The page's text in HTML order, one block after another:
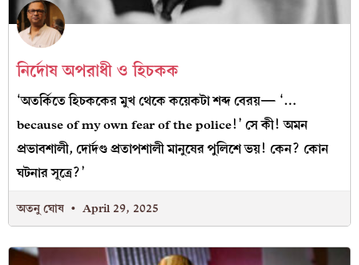
নির্দোষ অপরাধী ও হিচকক
‘অতর্কিতে হিচককের মুখ থেকে কয়েকটা শব্দ বেরয়— ‘…
because of my own fear of the police!’ সে কী! অমন
প্রভাবশালী, দোর্দণ্ড প্রতাপশালী মানুষের পুলিশে ভয়! কেন? কোন
ঘটনার সূত্রে?’
অতনু ঘোষ April 29, 2025